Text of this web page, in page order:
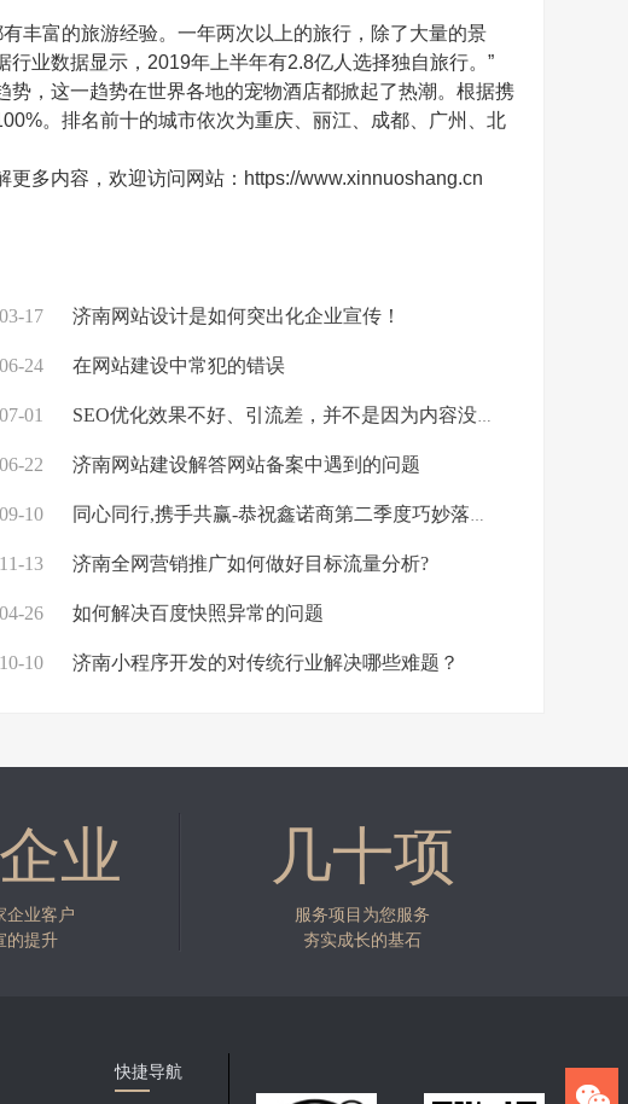
富的旅游经验。一年两次以上的旅行，除了大量的景
业数据显示，2019年上半年有2.8亿人选择独自旅行。”
，这一趋势在世界各地的宠物酒店都掀起了热潮。根据携
。排名前十的城市依次为重庆、丽江、成都、广州、北
多内容，欢迎访问网站：https://www.xinnuoshang.cn
17 济南网站设计是如何突出化企业宣传！
24 在网站建设中常犯的错误
01 SEO优化效果不好、引流差，并不是因为内容没价值！
22 济南网站建设解答网站备案中遇到的问题
10 同心同行,携手共赢-恭祝鑫诺商第二季度巧妙落幕！
13 济南全网营销推广如何做好目标流量分析?
26 如何解决百度快照异常的问题
10 济南小程序开发的对传统行业解决哪些难题？
业
企业客户
的提升
几十项
服务项目为您服务
夯实成长的基石
快捷导航